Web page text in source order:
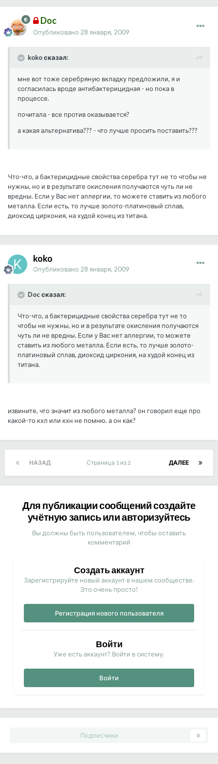
Doc
Опубликовано 28 января, 2009
koko сказал:
мне вот тоже серебряную вкладку предложили, я и
согласилась вроде антибактерицидная - но пока в
процессе.
почитала - все против оказывается?
а какая альтернатива??? - что лучше просить поставить???
Что-что, а бактерицидные свойства серебра тут не то чтобы не
нужны, но и в результате окисления получаются чуть ли не
вредны. Если у Вас нет аллергии, то можете ставить из любого
металла. Если есть, то лучше золото-платиновый сплав,
диоксид циркония, на худой конец из титана.
koko
Опубликовано 28 января, 2009
Doc сказал:
Что-что, а бактерицидные свойства серебра тут не то
чтобы не нужны, но и в результате окисления получаются
чуть ли не вредны. Если у Вас нет аллергии, то можете
ставить из любого металла. Если есть, то лучше золото-
платиновый сплав, диоксид циркония, на худой конец из
титана.
извините, что значит из любого металла? он говорил еще про
какой-то кхл или кхн не помню. а он как?
НАЗАД ДАЛЕЕ
Страница 1 из 2
Для публикации сообщений создайте
учётную запись или авторизуйтесь
Вы должны быть пользователем, чтобы оставить
комментарий
Создать аккаунт
Зарегистрируйте новый аккаунт в нашем сообществе.
Это очень просто!
Регистрация нового пользователя
Войти
Уже есть аккаунт? Войти в систему.
Войти
Подписчики 0